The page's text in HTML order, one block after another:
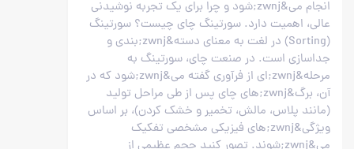
انجام می&zwnj;شود و چرا برای یک تجربه نوشیدنی
عالی، اهمیت دارد. سورتینگ چای چیست؟ سورتینگ
(Sorting) در لغت به معنای دسته&zwnj;بندی و
جداسازی است. در صنعت چای، سورتینگ به
مرحله&zwnj;ای از فرآوری گفته می&zwnj;شود که در
آن، برگ&zwnj;های چای پس از طی مراحل تولید
(مانند پلاس، مالش، تخمیر و خشک کردن)، بر اساس
ویژگی&zwnj;های فیزیکی مشخصی تفکیک